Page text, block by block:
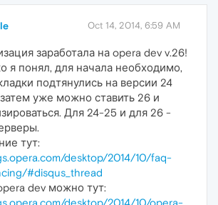
Oct 14, 2014, 6:59 AM
заработала на opera dev v.26!
я понял, для начала необходимо,
подтянулись на версии 24
уже можно ставить 26 и
Для 24-25 и для 26 -
тут:
desktop/2014/10/faq-
#disqus_thread
dev можно тут:
desktop/2014/10/opera-